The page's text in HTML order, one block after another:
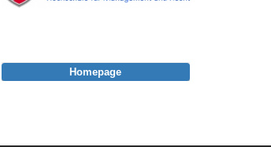
Homepage